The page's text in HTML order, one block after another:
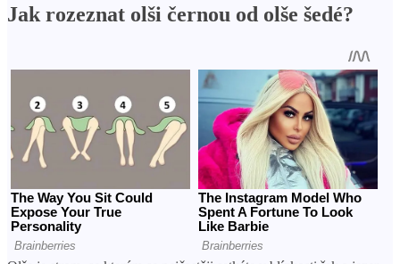
Jak rozeznat olši černou od olše šedé?